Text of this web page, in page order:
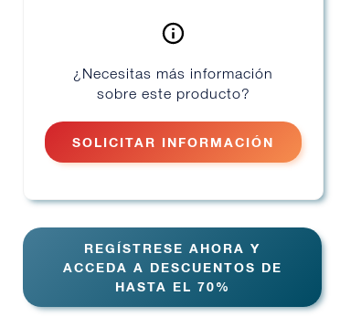
¿Necesitas más información
sobre este producto?
SOLICITAR INFORMACIÓN
REGÍSTRESE AHORA Y
ACCEDA A DESCUENTOS DE
HASTA EL 70%